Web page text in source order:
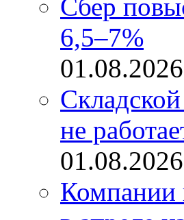
Сбер
6,5–7%
не
Компании